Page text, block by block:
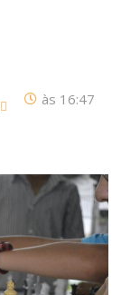
às 16:47